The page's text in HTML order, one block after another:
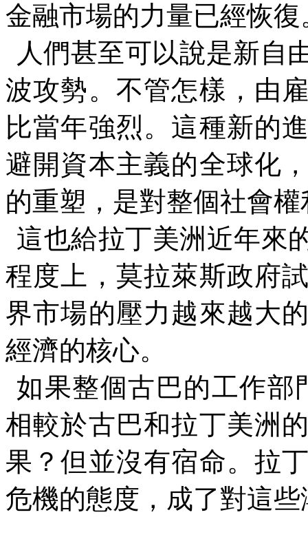
金融市場的力量已經恢復
人們甚至可以說是新自
波攻勢。不管怎樣，由
比當年強烈。這種新的
避開資本主義的全球化
的重塑，是對整個社會
這也給拉丁美洲近年來
程度上，莫拉萊斯政府
界市場的壓力越來越大
經濟的核心。
如果整個古巴的工作部
相較於古巴和拉丁美洲
果？但並沒有宿命。拉
危機的態度，成了對這